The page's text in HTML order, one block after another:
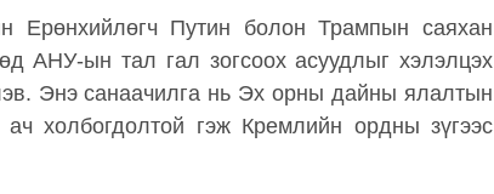
Ерөнхийлөгч Путин болон Трампын саяхан
АНУ-ын тал гал зогсоох асуудлыг хэлэлцэх
Энэ санаачилга нь Эх орны дайны ялалтын
холбогдолтой гэж Кремлийн ордны зүгээс